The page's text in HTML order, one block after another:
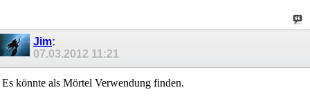
Jim:
07.03.2012 11:21
Es könnte als Mörtel Verwendung finden.